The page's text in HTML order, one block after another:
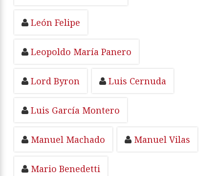
León Felipe
Leopoldo María Panero
Lord Byron Luis Cernuda
Luis García Montero
Manuel Machado Manuel Vilas
Mario Benedetti